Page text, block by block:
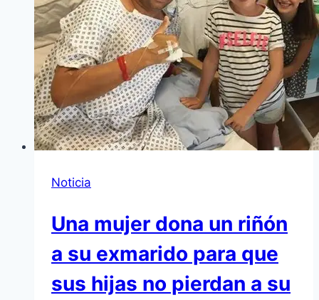
Noticia
Una mujer dona un riñón
a su exmarido para que
sus hijas no pierdan a su